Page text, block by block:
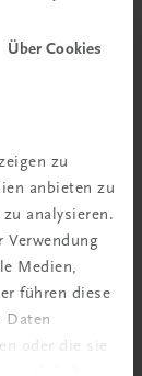
Über Cookies
zu
anbieten zu
analysieren.
Medien,
führen diese
Daten
oder die sie